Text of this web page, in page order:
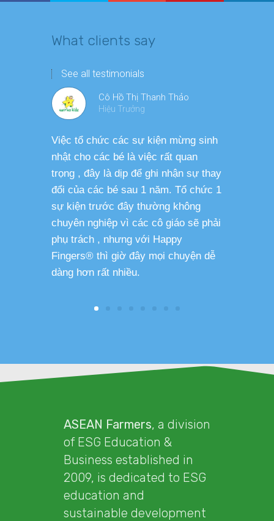
What clients say
See all testimonials
Cô Hồ Thị Thanh Thảo
Hiệu Trưởng
Việc tổ chức các sự kiện mừng sinh
nhật cho các bé là việc rất quan
trọng , đây là dịp để ghi nhận sự thay
đổi của các bé sau 1 năm. Tổ chức 1
sự kiện trước đây thường không
chuyên nghiệp vì các cô giáo sẽ phải
phụ trách , nhưng với Happy
Fingers® thì giờ đây mọi chuyện dễ
dàng hơn rất nhiều.
ASEAN Farmers, a division
of ESG Education &
Business established in
2009, is dedicated to ESG
education and
sustainable development